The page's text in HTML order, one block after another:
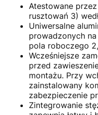
Atestowane
rusztowań 3)
Uniwersalne
prowadzonych
pola roboczego
Wcześniejsze
przed
montażu. Przy
zainstalowany
zabezpieczenie
Zintegrowanie